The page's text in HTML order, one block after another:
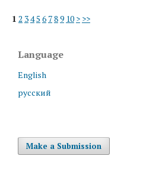
1 2 345 6 789 10 > >>
Language
English
русский
Make a Submission